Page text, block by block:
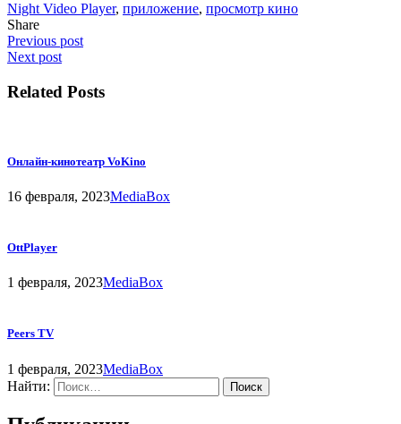
Night Video Player, приложение, просмотр кино
Share
Previous post
Next post
Related Posts
Онлайн-кинотеатр VoKino
16 февраля, 2023MediaBox
OttPlayer
1 февраля, 2023MediaBox
Peers TV
1 февраля, 2023MediaBox
Найти: